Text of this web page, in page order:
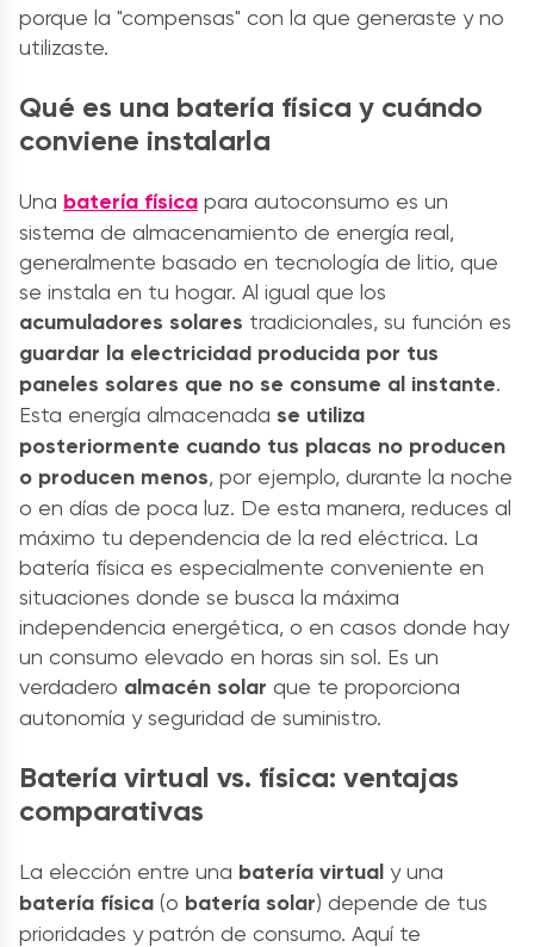
porque la "compensas" con la que generaste y no
utilizaste.
Qué es una batería física y cuándo
conviene instalarla
Una batería física para autoconsumo es un
sistema de almacenamiento de energía real,
generalmente basado en tecnología de litio, que
se instala en tu hogar. Al igual que los
acumuladores solares tradicionales, su función es
guardar la electricidad producida por tus
paneles solares que no se consume al instante.
Esta energía almacenada se utiliza
posteriormente cuando tus placas no producen
o producen menos, por ejemplo, durante la noche
o en días de poca luz. De esta manera, reduces al
máximo tu dependencia de la red eléctrica. La
batería física es especialmente conveniente en
situaciones donde se busca la máxima
independencia energética, o en casos donde hay
un consumo elevado en horas sin sol. Es un
verdadero almacén solar que te proporciona
autonomía y seguridad de suministro.
Batería virtual vs. física: ventajas
comparativas
La elección entre una batería virtual y una
batería física (o batería solar) depende de tus
prioridades y patrón de consumo. Aquí te